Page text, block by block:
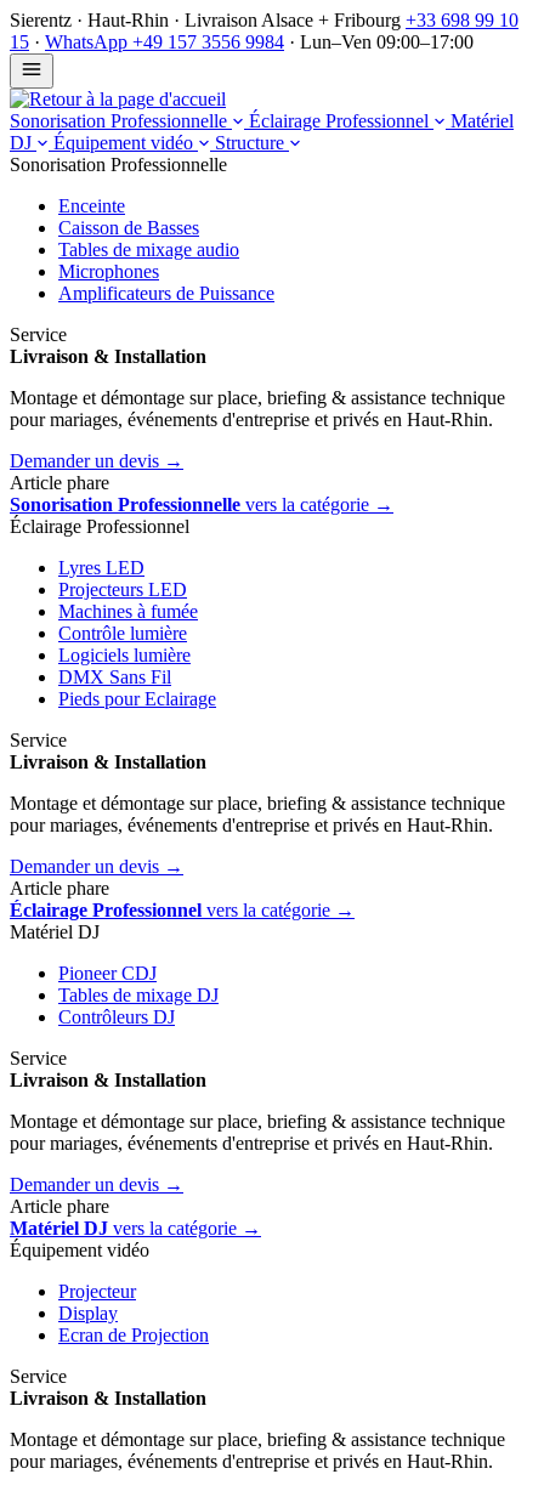
Sierentz · Haut-Rhin · Livraison Alsace + Fribourg +33 698 99 10
15 · WhatsApp +49 157 3556 9984 · Lun–Ven 09:00–17:00
Sonorisation Professionnelle Éclairage Professionnel
Matériel
DJ
Équipement vidéo
Structure
Sonorisation Professionnelle
Enceinte
Caisson de Basses
Tables de mixage audio
Microphones
Am­pli­fi­ca­teurs de Puis­sance
Service
Livraison & Installation
Montage et démontage sur place, briefing & assistance technique
pour mariages, événements d'entreprise et privés en Haut-Rhin.
Demander un devis →
Article phare
Sonorisation Professionnelle vers la catégorie →
Éclairage Professionnel
Lyres LED
Projecteurs LED
Machines à fumée
Contrôle lumière
Logiciels lumière
DMX Sans Fil
Pieds pour Eclairage
Service
Livraison & Installation
Montage et démontage sur place, briefing & assistance technique
pour mariages, événements d'entreprise et privés en Haut-Rhin.
Demander un devis →
Article phare
Éclairage Professionnel vers la catégorie →
Matériel DJ
Pioneer CDJ
Tables de mixage DJ
Contrôleurs DJ
Service
Livraison & Installation
Montage et démontage sur place, briefing & assistance technique
pour mariages, événements d'entreprise et privés en Haut-Rhin.
Demander un devis →
Article phare
Matériel DJ vers la catégorie →
Équipement vidéo
Projecteur
Display
Ecran de Projection
Service
Livraison & Installation
Montage et démontage sur place, briefing & assistance technique
pour mariages, événements d'entreprise et privés en Haut-Rhin.